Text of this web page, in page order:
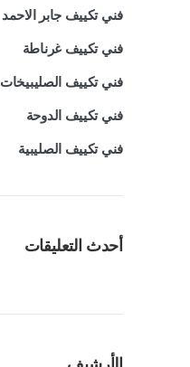
فني تكييف جابر الاحمد
فني تكييف غرناطة
فني تكييف الصليبيخات
فني تكييف الدوحة
فني تكييف الصليبية
أحدث التعليقات